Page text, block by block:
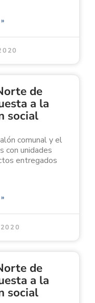
de
a la
social
comunal y el
con unidades
entregados
de
a la
social